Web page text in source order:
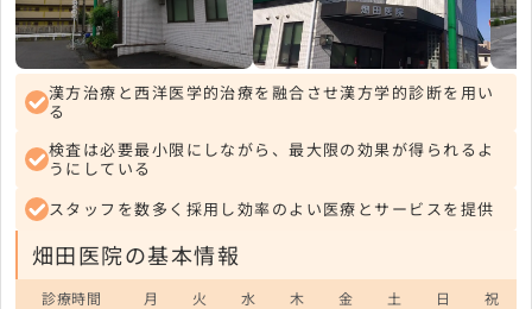
漢方治療と西洋医学的治療を融合させ漢方学的診断を用い
る
検査は必要最小限にしながら、最大限の効果が得られるよ
うにしている
スタッフを数多く採用し効率のよい医療とサービスを提供
畑田医院の基本情報
診療時間 月 火 水 木 金 土 日 祝